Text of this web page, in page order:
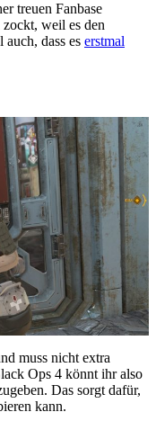
treuen Fanbase
weil es den
dass es erstmal
muss nicht extra
Ops 4 könnt ihr also
Das sorgt dafür,
kann.